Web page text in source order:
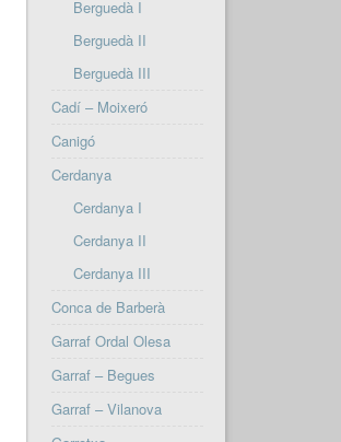
Berguedà I
Berguedà II
Berguedà III
Cadí – Moixeró
Canigó
Cerdanya
Cerdanya I
Cerdanya II
Cerdanya III
Conca de Barberà
Garraf Ordal Olesa
Garraf – Begues
Garraf – Vilanova